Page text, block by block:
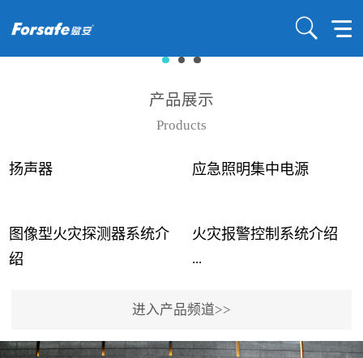
产品展示
Products
扬声器 应急照明集中电源
图像型火灾探测器系统介
绍
...
事故频发，传统的火灾探
火灾报警控制系统介绍
...
用了具有仲裁机制和冗余
进入产品频道>>